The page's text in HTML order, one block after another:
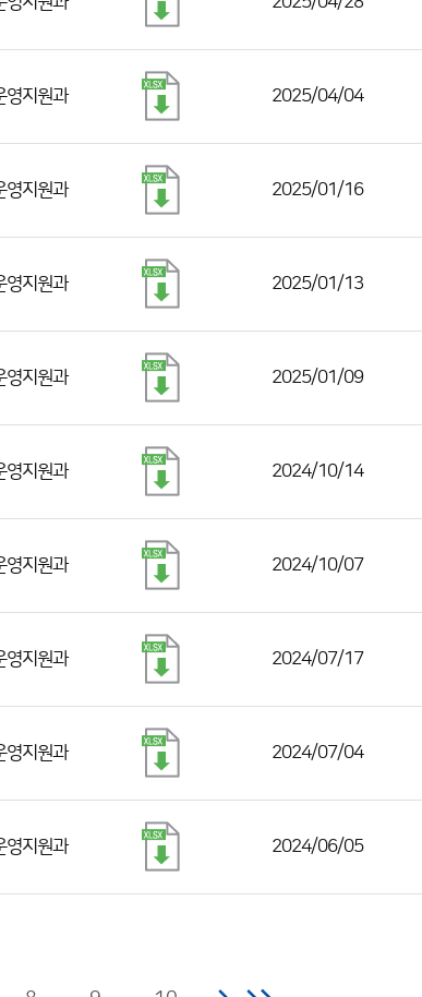
영지원과 2025/04/04
영지원과 2025/01/16
영지원과 2025/01/13
영지원과 2025/01/09
영지원과 2024/10/14
영지원과 2024/10/07
영지원과 2024/07/17
영지원과 2024/07/04
영지원과 2024/06/05